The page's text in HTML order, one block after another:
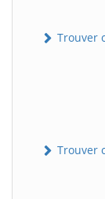
Trouver
Trouver